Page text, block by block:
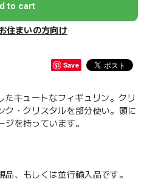
to cart
住まいの方向け
Save
たキュートなフィギュリン。クリ
ク・クリスタルを部分使い。頭に
を持っています。
、もしくは並行輸入品です。